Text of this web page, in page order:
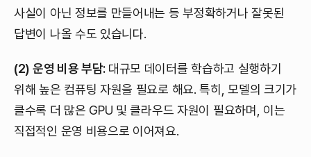
사실이 아닌 정보를 만들어내는 등 부정확하거나 잘못된
답변이 나올 수도 있습니다.
(2) 운영 비용 부담: 대규모 데이터를 학습하고 실행하기
위해 높은 컴퓨팅 자원을 필요로 해요. 특히, 모델의 크기가
클수록 더 많은 GPU 및 클라우드 자원이 필요하며, 이는
직접적인 운영 비용으로 이어져요.